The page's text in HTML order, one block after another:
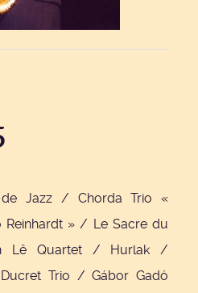
de Jazz / Chorda Trio «
Reinhardt » / Le Sacre du
Lê Quartet / Hurlak /
Trio / Gábor Gadó